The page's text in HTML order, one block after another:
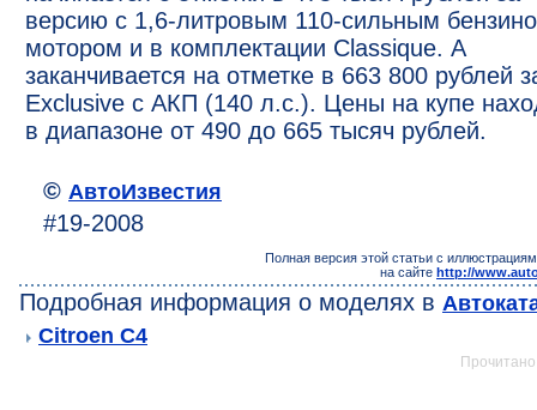
версию с 1,6-литровым 110-сильным
мотором и в комплектации Classique. А
заканчивается на отметке в 663 800 рублей
Exclusive с АКП (140 л.с.). Цены на купе
в диапазоне от 490 до 665 тысяч рублей.
© АвтоИзвестия
#19-2008
Полная версия этой статьи с
на сайте http://
Подробная информация о моделях в
Citroen C4